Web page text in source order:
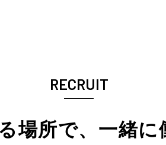
RECRUIT
場所で、 一緒に